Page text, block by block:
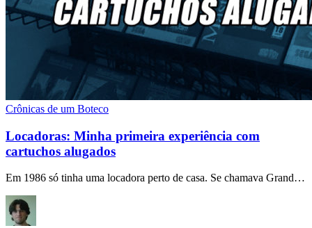
Crônicas de um Boteco
Locadoras: Minha primeira experiência com
cartuchos alugados
Em 1986 só tinha uma locadora perto de casa. Se chamava Grand…